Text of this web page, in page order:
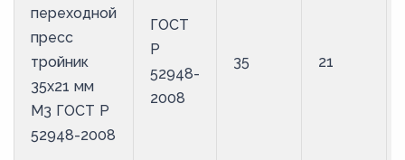
переходной
пресс
тройник
35х21 мм
М3 ГОСТ Р
52948-2008
ГОСТ
Р
52948-
2008
35 21